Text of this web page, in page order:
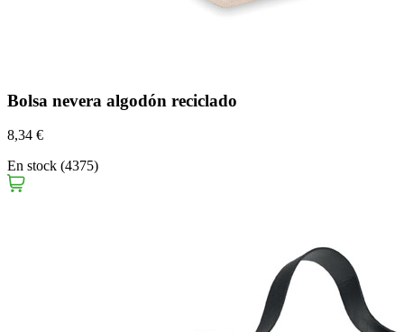
Bolsa nevera algodón reciclado
8,34 €
En stock (4375)